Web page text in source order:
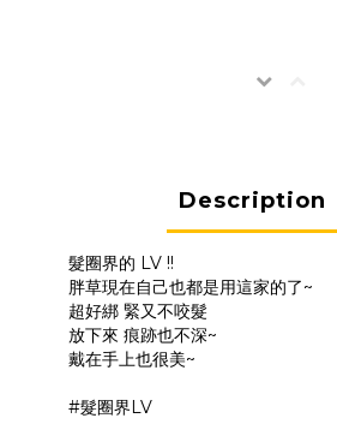
Description
髮圈界的 LV !!
胖草現在自己也都是用這家的了~
超好綁 緊又不咬髮
放下來 痕跡也不深~
戴在手上也很美~
#髮圈界LV